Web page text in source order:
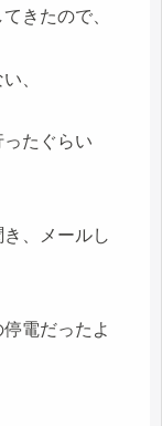
きたので、
、
たぐらい
、メールし
電だったよ